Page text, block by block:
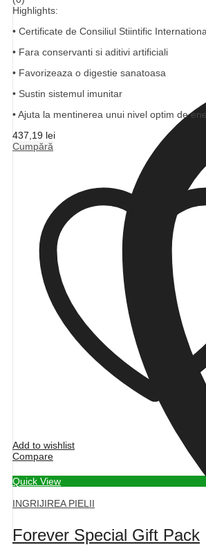
Highlights:
• Certificate de Consiliul Stiintific
• Fara conservanti si aditivi artificiali
• Favorizeaza o digestie sanatoasa
• Sustin sistemul imunitar
• Ajuta la mentinerea unui nivel optim de
437,19 lei
Cumpără
Add to wishlist
Compare
Quick View
INGRIJIREA PIELII
Forever Special Gift Pack